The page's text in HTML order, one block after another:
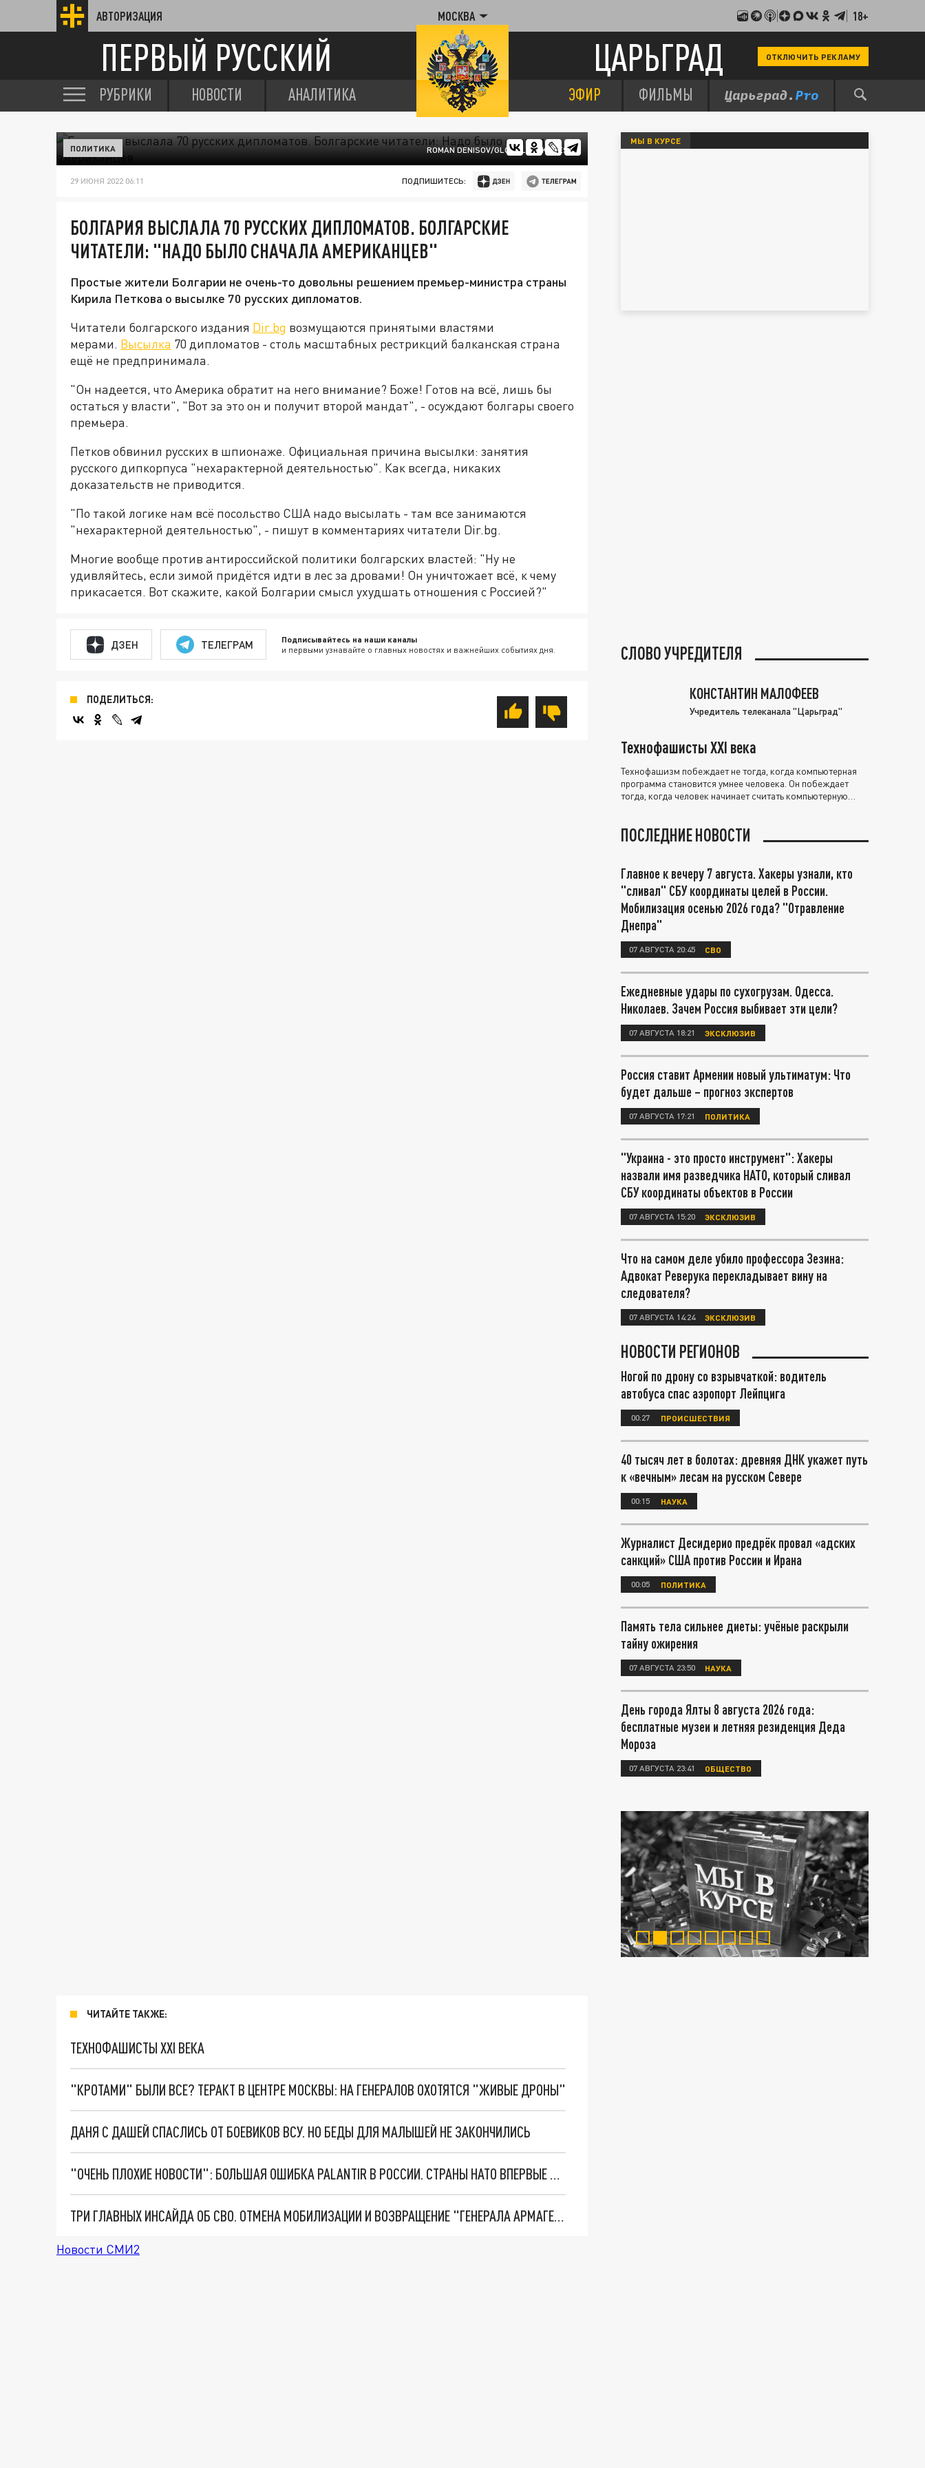
АВТОРИЗАЦИЯ МОСКВА 18+
ПЕРВЫЙ РУССКИЙ ЦАРЬГРАД ОТКЛЮЧИТЬ РЕКЛАМУ
РУБРИКИ НОВОСТИ АНАЛИТИКА ЭФИР ФИЛЬМЫ
ROMAN DENISOV/GLOBALLOOKPRESS
ПОЛИТИКА
29 ИЮНЯ 2022 06:11 ПОДПИШИТЕСЬ:
БОЛГАРИЯ ВЫСЛАЛА 70 РУССКИХ ДИПЛОМАТОВ. БОЛГАРСКИЕ
ЧИТАТЕЛИ: "НАДО БЫЛО СНАЧАЛА АМЕРИКАНЦЕВ"
Простые жители Болгарии не очень-то довольны решением премьер-министра страны
Кирила Петкова о высылке 70 русских дипломатов.
Читатели болгарского издания Dir.bg возмущаются принятыми властями
мерами. Высылка 70 дипломатов - столь масштабных рестрикций балканская страна
ещё не предпринимала.
"Он надеется, что Америка обратит на него внимание? Боже! Готов на всё, лишь бы
остаться у власти", "Вот за это он и получит второй мандат", - осуждают болгары своего
премьера.
Петков обвинил русских в шпионаже. Официальная причина высылки: занятия
русского дипкорпуса "нехарактерной деятельностью". Как всегда, никаких
доказательств не приводится.
"По такой логике нам всё посольство США надо высылать - там все занимаются
"нехарактерной деятельностью", - пишут в комментариях читатели Dir.bg.
Многие вообще против антироссийской политики болгарских властей: "Ну не
удивляйтесь, если зимой придётся идти в лес за дровами! Он уничтожает всё, к чему
прикасается. Вот скажите, какой Болгарии смысл ухудшать отношения с Россией?"
ДЗЕН ТЕЛЕГРАМ Подписывайтесь на наши каналы
и первыми узнавайте о главных новостях и важнейших событиях дня.
ПОДЕЛИТЬСЯ:
ЧИТАЙТЕ ТАКЖЕ:
ТЕХНОФАШИСТЫ XXI ВЕКА
"КРОТАМИ" БЫЛИ ВСЕ? ТЕРАКТ В ЦЕНТРЕ МОСКВЫ: НА ГЕНЕРАЛОВ ОХОТЯТСЯ "ЖИВЫЕ ДРОНЫ"
ДАНЯ С ДАШЕЙ СПАСЛИСЬ ОТ БОЕВИКОВ ВСУ. НО БЕДЫ ДЛЯ МАЛЫШЕЙ НЕ ЗАКОНЧИЛИСЬ
"ОЧЕНЬ ПЛОХИЕ НОВОСТИ": БОЛЬШАЯ ОШИБКА PALANTIR В РОССИИ. СТРАНЫ НАТО ВПЕРВЫЕ ЗА СВО ОСТАНОВИЛИ ПОСТАВКИ ОРУЖИЯ. ВСУ ТЕРЯЮТ ПРИГРАНИЧЬЕ?
ТРИ ГЛАВНЫХ ИНСАЙДА ОБ СВО. ОТМЕНА МОБИЛИЗАЦИИ И ВОЗВРАЩЕНИЕ "ГЕНЕРАЛА АРМАГЕДДОНА"? ОТЛИЧНЫЕ НОВОСТИ, КОТОРЫЕ ЖДАЛИ ВСЕ
Новости СМИ2
МЫ В КУРСЕ
СЛОВО УЧРЕДИТЕЛЯ
КОНСТАНТИН МАЛОФЕЕВ
Учредитель телеканала "Царьград"
Технофашисты XXI века
Технофашизм побеждает не тогда, когда компьютерная
программа становится умнее человека. Он побеждает
тогда, когда человек начинает считать компьютерную
ПОСЛЕДНИЕ НОВОСТИ
Главное к вечеру 7 августа. Хакеры узнали, кто
"сливал" СБУ координаты целей в России.
Мобилизация осенью 2026 года? "Отравление
Днепра"
07 АВГУСТА 20:45 СВО
Ежедневные удары по сухогрузам. Одесса.
Николаев. Зачем Россия выбивает эти цели?
07 АВГУСТА 18:21 ЭКСКЛЮЗИВ
Россия ставит Армении новый ультиматум: Что
будет дальше – прогноз экспертов
07 АВГУСТА 17:21 ПОЛИТИКА
"Украина - это просто инструмент": Хакеры
назвали имя разведчика НАТО, который сливал
СБУ координаты объектов в России
07 АВГУСТА 15:20 ЭКСКЛЮЗИВ
Что на самом деле убило профессора Зезина:
Адвокат Реверука перекладывает вину на
следователя?
07 АВГУСТА 14:24 ЭКСКЛЮЗИВ
НОВОСТИ РЕГИОНОВ
Ногой по дрону со взрывчаткой: водитель
автобуса спас аэропорт Лейпцига
00:27 ПРОИСШЕСТВИЯ
40 тысяч лет в болотах: древняя ДНК укажет путь
к «вечным» лесам на русском Севере
00:15 НАУКА
Журналист Десидерио предрёк провал «адских
санкций» США против России и Ирана
00:05 ПОЛИТИКА
Память тела сильнее диеты: учёные раскрыли
тайну ожирения
07 АВГУСТА 23:50 НАУКА
День города Ялты 8 августа 2026 года:
бесплатные музеи и летняя резиденция Деда
Мороза
07 АВГУСТА 23:41 ОБЩЕСТВО